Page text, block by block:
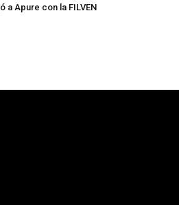
a Apure con la FILVEN